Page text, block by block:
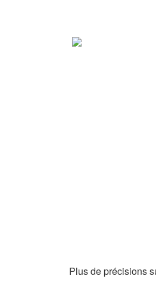
Plus de précisions